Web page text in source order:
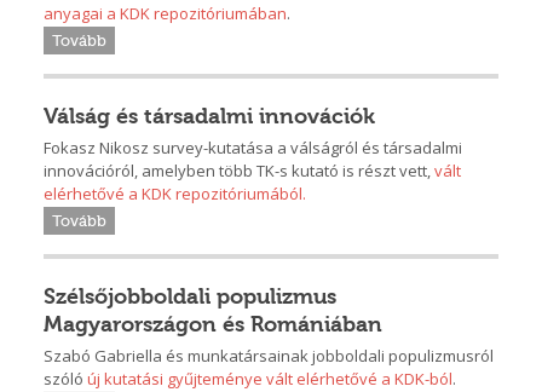
anyagai a KDK repozitóriumában.
Tovább
Válság és társadalmi innovációk
Fokasz Nikosz survey-kutatása a válságról és társadalmi
innovációról, amelyben több TK-s kutató is részt vett,vált
elérhetővé a KDK repozitóriumából.
Tovább
Szélsőjobboldali populizmus
Magyarországon és Romániában
Szabó Gabriella és munkatársainak jobboldali populizmusról
szóló új kutatási gyűjteménye vált elérhetővé a KDK-ból.